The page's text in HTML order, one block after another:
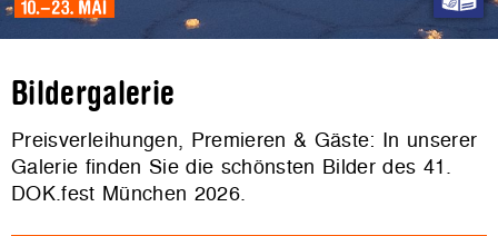
Bildergalerie
Preisverleihungen, Premieren & Gäste: In unserer
Galerie finden Sie die schönsten Bilder des 41.
DOK.fest München 2026.